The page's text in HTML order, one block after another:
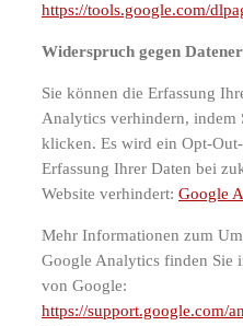
https://tools.google.com/
Widerspruch gegen
Sie können die Erfassung
Analytics verhindern, indem
klicken. Es wird ein Opt-
Erfassung Ihrer Daten bei
Website verhindert: Google
Mehr Informationen zum
Google Analytics finden Sie
von Google:
https://support.google.com/